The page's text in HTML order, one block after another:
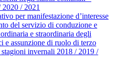
/ 2021
per manifestazione d’interesse
del servizio di conduzione e
e straordinaria degli
e assunzione di ruolo di terzo
stagioni invernali 2018 / 2019 /